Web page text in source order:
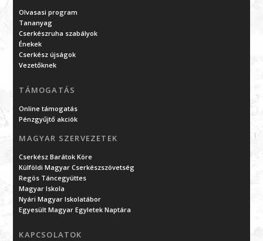
Olvasasi program
Tananyag
Cserkészruha szabályok
Énekek
Cserkész újságok
Vezetőknek
TÁMOGATÁS
Online támogatás
Pénzgyűjtő akciók
MAGYAR SZERVEZETEK
Cserkész Barátok Köre
Külföldi Magyar Cserkészszövetség
Regös Táncegyüttes
Magyar Iskola
Nyári Magyar Iskolatábor
Egyesült Magyar Egyletek Naptára
KAPCSOLATOK